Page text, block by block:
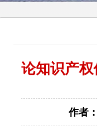
论知识产
作者